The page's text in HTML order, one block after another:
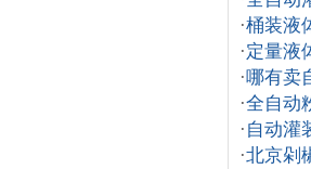
·桶装液
·定量液
·哪有卖
·全自动
· 自动灌
·北京剁